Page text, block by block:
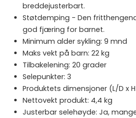
breddejusterbart.
Støtdemping - Den
god fjæring for barnet.
Minimum alder sykling: 9 mnd
Maks vekt på barn: 22 kg
Tilbakelening: 20 grader
Selepunkter: 3
Produktets dimensjoner (L/D x
Nettovekt produkt: 4,4 kg
Justerbar selehøyde: Ja,